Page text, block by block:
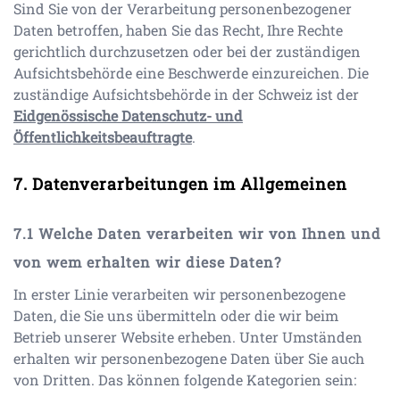
Sind Sie von der Verarbeitung personenbezogener
Daten betroffen, haben Sie das Recht, Ihre Rechte
gerichtlich durchzusetzen oder bei der zuständigen
Aufsichtsbehörde eine Beschwerde einzureichen. Die
zuständige Aufsichtsbehörde in der Schweiz ist der
Eidgenössische Datenschutz- und
Öffentlichkeitsbeauftragte.
Datenverarbeitungen im Allgemeinen
Welche Daten verarbeiten wir von Ihnen und
von wem erhalten wir diese Daten?
In erster Linie verarbeiten wir personenbezogene
Daten, die Sie uns übermitteln oder die wir beim
Betrieb unserer Website erheben. Unter Umständen
erhalten wir personenbezogene Daten über Sie auch
von Dritten. Das können folgende Kategorien sein: